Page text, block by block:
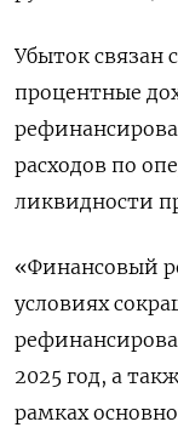
Убыток связан
процентные
расходов по
ликвидности
«Финансовый
условиях
2025 год, а
рамках